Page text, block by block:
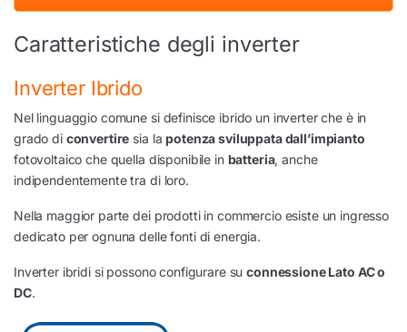
Caratteristiche degli inverter
Inverter Ibrido
Nel linguaggio comune si definisce ibrido un inverter che è in
grado di convertire sia lapotenza sviluppata dall’impianto
fotovoltaico che quella disponibile in batteria, anche
indipendentemente tra di loro.
Nella maggior parte dei prodotti in commercio esiste un ingresso
dedicato per ognuna delle fonti di energia.
Inverter ibridi si possono configurare suconnessione Lato AC o
DC.